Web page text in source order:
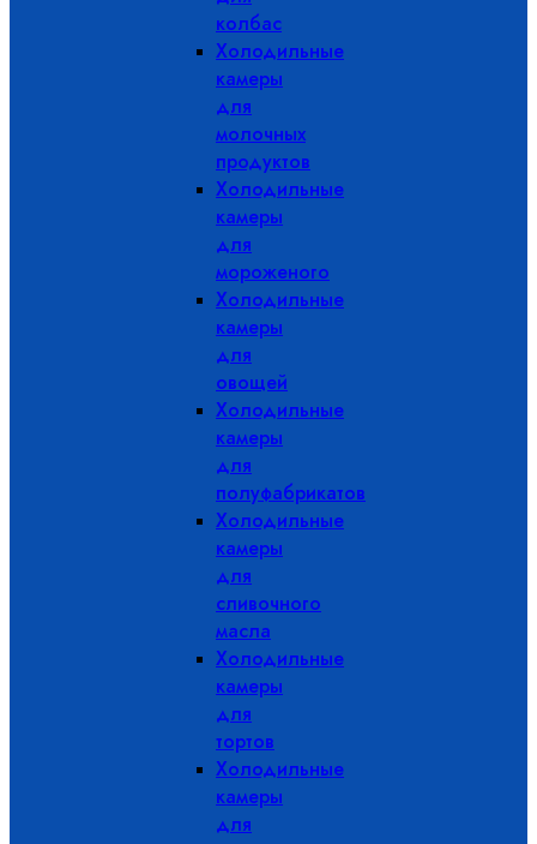
колбас
Холодильные
камеры
для
молочных
продуктов
Холодильные
камеры
для
мороженого
Холодильные
камеры
для
овощей
Холодильные
камеры
для
полуфабрикатов
Холодильные
камеры
для
сливочного
масла
Холодильные
камеры
для
тортов
Холодильные
камеры
для